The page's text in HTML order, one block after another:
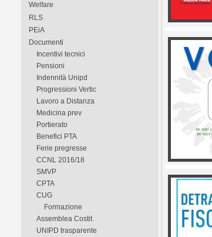
Welfare
RLS
PEiA
Documenti
Incentivi tecnici
Pensioni
Indennità Unipd
Progressioni Vertic
Lavoro a Distanza
Medicina prev
Portierato
Benefici PTA
Ferie pregresse
CCNL 2016/18
SMVP
CPTA
CUG
Formazione
Assemblea Costit.
UNIPD trasparente